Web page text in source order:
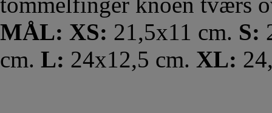
MÅL: XS: 21,5x11 cm. S:
cm. L: 24x12,5 cm. XL: